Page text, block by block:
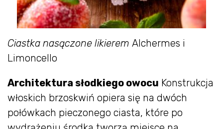
Ciastka nasączone likierem Alchermes i
Limoncello
Architektura słodkiego owocu Konstrukcja
włoskich brzoskwiń opiera się na dwóch
połówkach pieczonego ciasta, które po